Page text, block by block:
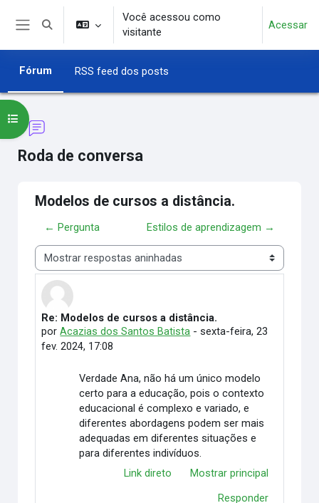
Ir para o conteúdo principal
Alternar entrada de pesquisa
Você acessou como
visitante
Acessar
Fórum RSS feed dos posts
Roda de conversa
Abrir índice do curso
Modelos de cursos a distância.
← Pergunta Estilos de aprendizagem →
Modo de visualização
Re: Modelos de cursos a distância.
porAcazias dos Santos Batista -sexta-feira, 23
fev. 2024, 17:08
Número de respostas: 0
Verdade Ana, não há um único modelo
certo para a educação, pois o contexto
educacional é complexo e variado, e
diferentes abordagens podem ser mais
adequadas em diferentes situações e
para diferentes indivíduos.
Link direto
Mostrar principal
Responder